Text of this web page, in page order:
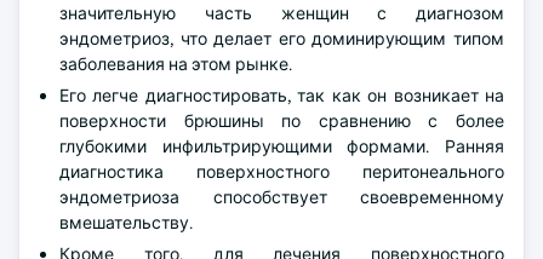
значительную часть женщин с диагнозом
эндометриоз, что делает его доминирующим типом
заболевания на этом рынке.
Его легче диагностировать, так как он возникает на
поверхности брюшины по сравнению с более
глубокими инфильтрирующими формами. Ранняя
диагностика поверхностного перитонеального
эндометриоза способствует своевременному
вмешательству.
Кроме того, для лечения поверхностного